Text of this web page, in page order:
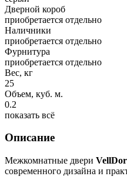
Дверной короб
приобретается отдельно
Наличники
приобретается отдельно
Фурнитура
приобретается отдельно
Вес, кг
25
Объем, куб. м.
0.2
показать всё
Описание
Межкомнатные двери
современного дизайна и